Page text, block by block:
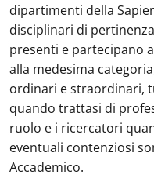
dipartimenti della
disciplinari di
presenti e partecipano
alla medesima
ordinari e straordinari,
quando trattasi di
ruolo e i ricercatori
eventuali contenziosi
Accademico.